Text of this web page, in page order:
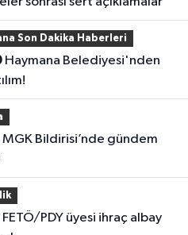
Son Dakika Haberleri
Haymana Belediyesi'nden